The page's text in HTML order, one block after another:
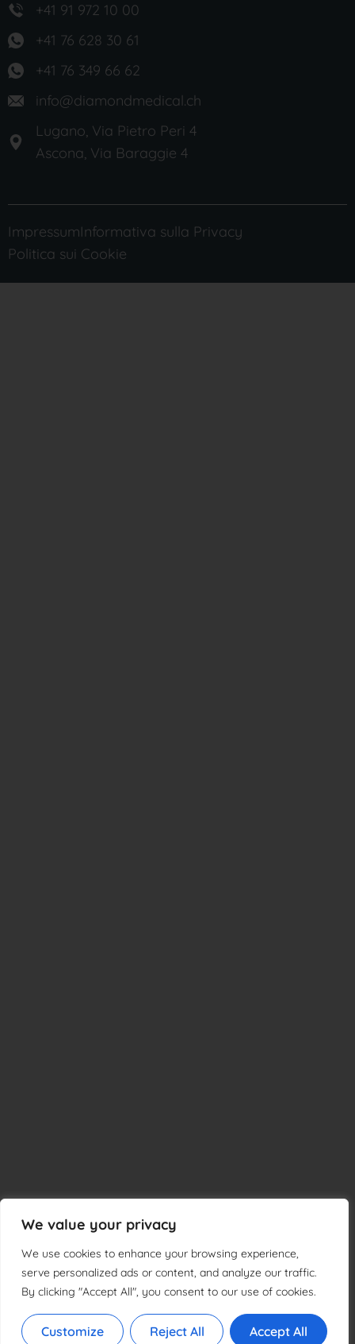
We value your privacy
We use cookies to enhance your browsing experience,
serve personalized ads or content, and analyze our traffic.
By clicking "Accept All", you consent to our use of cookies.
Customize Reject All Accept All
+41 91 972 10 00
+41 76 628 30 61
+41 76 349 66 62
info@diamondmedical.ch
Lugano, Via Pietro Peri 4
Ascona, Via Baraggie 4
0
ImpressumInformativa sulla Privacy
Politica sui Cookie